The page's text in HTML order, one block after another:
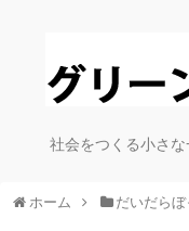
社会をつくる小さ
ホーム だいだらぼ